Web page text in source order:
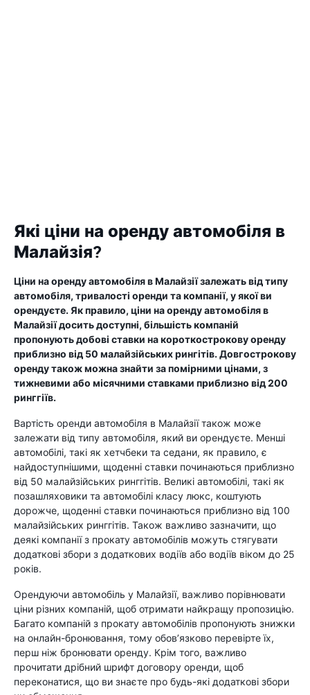
Які ціни на оренду автомобіля в
Малайзія?
Ціни на оренду автомобіля в Малайзії залежать від типу
автомобіля, тривалості оренди та компанії, у якої ви
орендуєте. Як правило, ціни на оренду автомобіля в
Малайзії досить доступні, більшість компаній
пропонують добові ставки на короткострокову оренду
приблизно від 50 малайзійських рингітів. Довгострокову
оренду також можна знайти за помірними цінами, з
тижневими або місячними ставками приблизно від 200
ринггіїв.
Вартість оренди автомобіля в Малайзії також може
залежати від типу автомобіля, який ви орендуєте. Менші
автомобілі, такі як хетчбеки та седани, як правило, є
найдоступнішими, щоденні ставки починаються приблизно
від 50 малайзійських ринггітів. Великі автомобілі, такі як
позашляховики та автомобілі класу люкс, коштують
дорожче, щоденні ставки починаються приблизно від 100
малайзійських ринггітів. Також важливо зазначити, що
деякі компанії з прокату автомобілів можуть стягувати
додаткові збори з додаткових водіїв або водіїв віком до 25
років.
Орендуючи автомобіль у Малайзії, важливо порівнювати
ціни різних компаній, щоб отримати найкращу пропозицію.
Багато компаній з прокату автомобілів пропонують знижки
на онлайн-бронювання, тому обов’язково перевірте їх,
перш ніж бронювати оренду. Крім того, важливо
прочитати дрібний шрифт договору оренди, щоб
переконатися, що ви знаєте про будь-які додаткові збори